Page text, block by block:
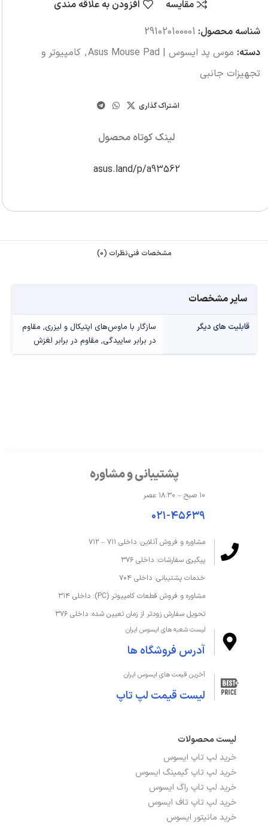
مقایسه
افزودن به علاقه مندی
شناسه محصول: 291020100001
دسته: موس پد ایسوس | Asus Mouse Pad , کامپیوتر و
تجهیزات جانبی
اشتراک گذاری
لینک کوتاه محصول
asus.land/p/a93562
مشخصات فنینظرات (0)
سایر مشخصات
قابلیت های دیگر
سازگار با ماوس‌‌های اپتیکال و لیزری, مقاوم
در برابر ساییدگی, مقاوم در برابر لغزش
پشتیبانی و مشاوره
۱۰ صبح – ۱۸:۳۰ عصر
۰۲۱-۴۵۶۳۹
مشاوره و فروش آنلاین: داخلی ۷۱۱ – ۷۱۲
پیگیری سفارشات: داخلی ۳۷۶
خدمات پشتیبانی: داخلی ۷۰۴
مشاوره و فروش قطعات کامپیوتر (PC): داخلی ۳۱۴
تحویل سفارش زودتر از زمان تعیین شده: داخلی ۳۷۶
لیست شعبه های ایسوس ایران
آدرس فروشگاه ها
آخرین قیمت های ایسوس ایران
لیست قیمت لپ تاپ
لیست محصولات
خرید لپ تاپ ایسوس
خرید لپ تاپ گیمینگ ایسوس
خرید لپ تاپ راگ ایسوس
خرید لپ تاپ تاف ایسوس
خرید مانیتور ایسوس